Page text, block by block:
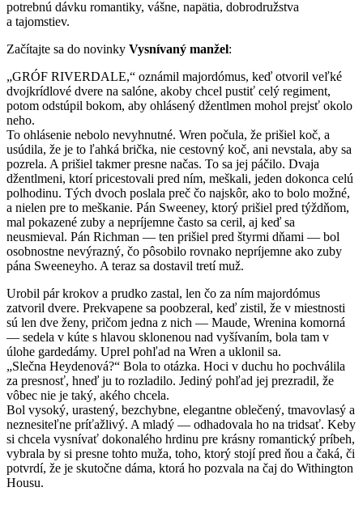
potrebnú dávku romantiky, vášne, napätia, dobrodružstva
a tajomstiev.
Začítajte sa do novinky Vysnívaný manžel:
„GRÓF RIVERDALE,“ oznámil majordómus, keď otvoril veľké
dvojkrídlové dvere na salóne, akoby chcel pustiť celý regiment,
potom odstúpil bokom, aby ohlásený džentlmen mohol prejsť okolo
neho.
To ohlásenie nebolo nevyhnutné. Wren počula, že prišiel koč, a
usúdila, že je to ľahká brička, nie cestovný koč, ani nevstala, aby sa
pozrela. A prišiel takmer presne načas. To sa jej páčilo. Dvaja
džentlmeni, ktorí pricestovali pred ním, meškali, jeden dokonca celú
polhodinu. Tých dvoch poslala preč čo najskôr, ako to bolo možné,
a nielen pre to meškanie. Pán Sweeney, ktorý prišiel pred týždňom,
mal pokazené zuby a nepríjemne často sa ceril, aj keď sa
neusmieval. Pán Richman — ten prišiel pred štyrmi dňami — bol
osobnostne nevýrazný, čo pôsobilo rovnako nepríjemne ako zuby
pána Sweeneyho. A teraz sa dostavil tretí muž.
Urobil pár krokov a prudko zastal, len čo za ním majordómus
zatvoril dvere. Prekvapene sa poobzeral, keď zistil, že v miestnosti
sú len dve ženy, pričom jedna z nich — Maude, Wrenina komorná
— sedela v kúte s hlavou sklonenou nad vyšívaním, bola tam v
úlohe gardedámy. Uprel pohľad na Wren a uklonil sa.
„Slečna Heydenová?“ Bola to otázka. Hoci v duchu ho pochválila
za presnosť, hneď ju to rozladilo. Jediný pohľad jej prezradil, že
vôbec nie je taký, akého chcela.
Bol vysoký, urastený, bezchybne, elegantne oblečený, tmavovlasý a
neznesiteľne príťažlivý. A mladý — odhadovala ho na tridsať. Keby
si chcela vysnívať dokonalého hrdinu pre krásny romantický príbeh,
vybrala by si presne tohto muža, toho, ktorý stojí pred ňou a čaká, či
potvrdí, že je skutočne dáma, ktorá ho pozvala na čaj do Withington
Housu.